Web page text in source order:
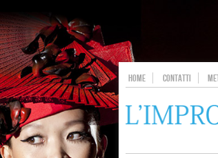
HOME CONTATTI